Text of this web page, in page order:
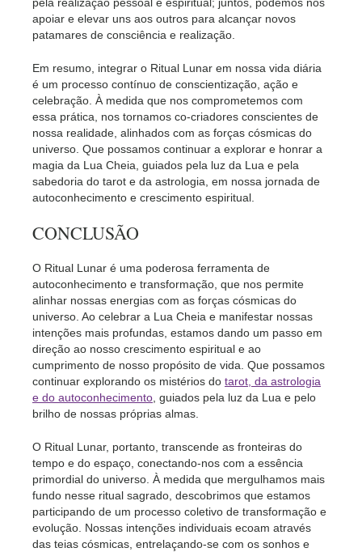
apoiar e elevar uns aos outros para alcançar novos
patamares de consciência e realização.
Em resumo, integrar o Ritual Lunar em nossa vida diária
é um processo contínuo de conscientização, ação e
celebração. À medida que nos comprometemos com
essa prática, nos tornamos co-criadores conscientes de
nossa realidade, alinhados com as forças cósmicas do
universo. Que possamos continuar a explorar e honrar a
magia da Lua Cheia, guiados pela luz da Lua e pela
sabedoria do tarot e da astrologia, em nossa jornada de
autoconhecimento e crescimento espiritual.
CONCLUSÃO
O Ritual Lunar é uma poderosa ferramenta de
autoconhecimento e transformação, que nos permite
alinhar nossas energias com as forças cósmicas do
universo. Ao celebrar a Lua Cheia e manifestar nossas
intenções mais profundas, estamos dando um passo em
direção ao nosso crescimento espiritual e ao
cumprimento de nosso propósito de vida. Que possamos
continuar explorando os mistérios do tarot, da astrologia
e do autoconhecimento , guiados pela luz da Lua e pelo
brilho de nossas próprias almas.
O Ritual Lunar, portanto, transcende as fronteiras do
tempo e do espaço, conectando-nos com a essência
primordial do universo. À medida que mergulhamos mais
fundo nesse ritual sagrado, descobrimos que estamos
participando de um processo coletivo de transformação e
evolução. Nossas intenções individuais ecoam através
das teias cósmicas, entrelaçando-se com os sonhos e